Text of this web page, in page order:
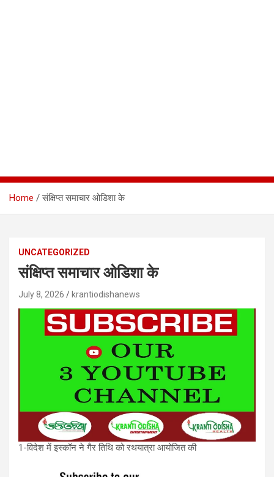
Home संक्षिप्त समाचार ओडिशा के
UNCATEGORIZED
संक्षिप्त समाचार ओडिशा के
July 8, 2026 krantiodishanews
1-विदेश में इस्कॉन ने गैर तिथि को रथयात्रा आयोजित की